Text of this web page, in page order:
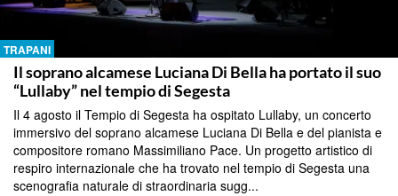
TRAPANI
Il soprano alcamese Luciana Di Bella ha portato il suo
“Lullaby” nel tempio di Segesta
Il 4 agosto il Tempio di Segesta ha ospitato Lullaby, un concerto
immersivo del soprano alcamese Luciana Di Bella e del pianista e
compositore romano Massimiliano Pace. Un progetto artistico di
respiro internazionale che ha trovato nel tempio di Segesta una
scenografia naturale di straordinaria sugg...